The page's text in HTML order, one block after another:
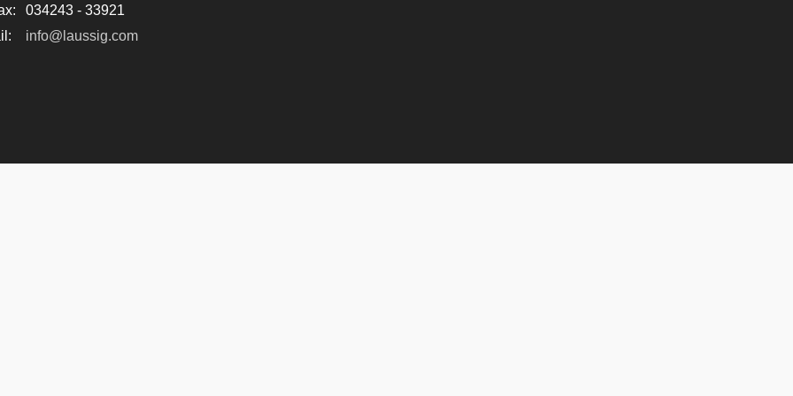
034243 - 33921
info@laussig.com